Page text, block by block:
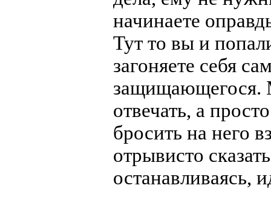
начинаете
Тут то вы и
загоняете себя
защищающегося.
отвечать, а
бросить на него
отрывисто
останавливаясь,